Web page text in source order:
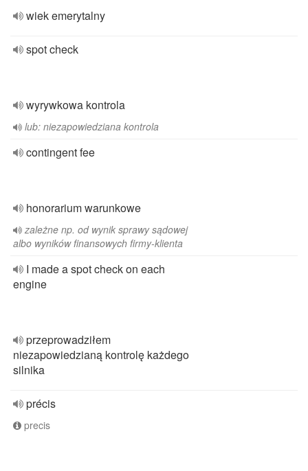
wiek emerytalny
spot check
wyrywkowa kontrola
lub: niezapowiedziana kontrola
contingent fee
honorarium warunkowe
zależne np. od wynik sprawy sądowej
albo wyników finansowych firmy-klienta
I made a spot check on each
engine
przeprowadziłem
niezapowiedzianą kontrolę każdego
silnika
précis
precis